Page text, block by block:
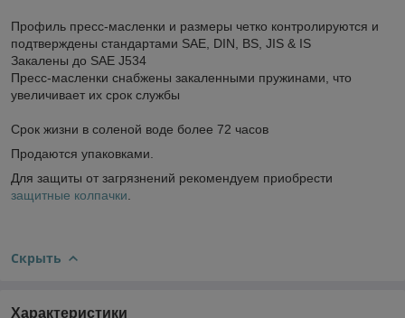
Профиль пресс-масленки и размеры четко контролируются и
подтверждены стандартами SAE, DIN, BS, JIS & IS
Закалены до SAE J534
Пресс-масленки снабжены закаленными пружинами, что
увеличивает их срок службы
Срок жизни в соленой воде более 72 часов
Продаются упаковками.
Для защиты от загрязнений рекомендуем приобрести
защитные колпачки
Скрыть
Характеристики